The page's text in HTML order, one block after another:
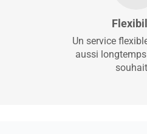
Un service
aussi